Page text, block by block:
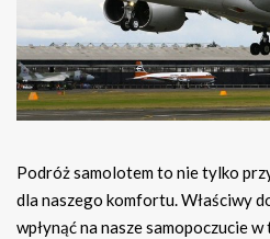
Podróż samolotem to nie tylko
dla naszego komfortu. Właściwy
wpłynąć na nasze samopoczucie